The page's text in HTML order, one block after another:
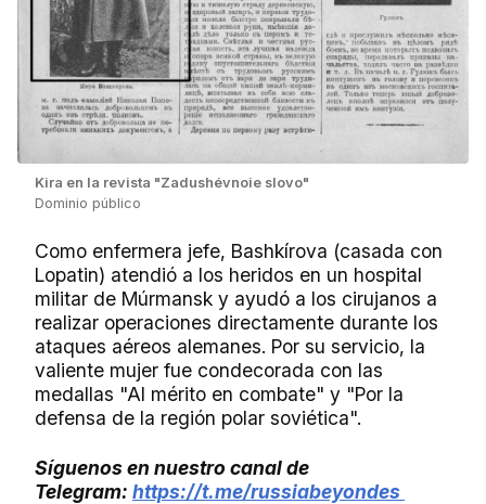
Kira en la revista "Zadushévnoie slovo"
Dominio público
Como enfermera jefe, Bashkírova (casada con
Lopatin) atendió a los heridos en un hospital
militar de Múrmansk y ayudó a los cirujanos a
realizar operaciones directamente durante los
ataques aéreos alemanes. Por su servicio, la
valiente mujer fue condecorada con las
medallas "Al mérito en combate" y "Por la
defensa de la región polar soviética".
Síguenos en nuestro canal de
Telegram: https://t.me/russiabeyondes